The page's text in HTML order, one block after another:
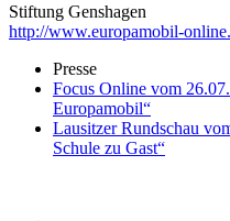
Stiftung Genshagen
http://www.europamobil-
Presse
Focus Online vom
Europamobil“
Lausitzer Rundschau
Schule zu Gast“